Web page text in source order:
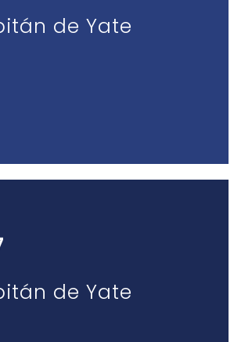
de Yate
de Yate